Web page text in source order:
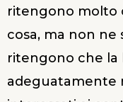
ritengono molto
cosa, ma non ne
ritengono che la
adeguatamente